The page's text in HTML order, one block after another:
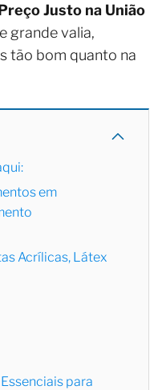
Justo na União
grande valia,
tão bom quanto na
em
Acrílicas, Látex
para